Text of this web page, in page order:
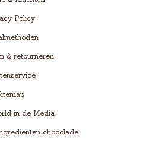
Policy
& retourneren
in de Media
chocolade